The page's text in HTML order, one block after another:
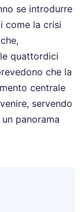
se introdurre
come la crisi
quattordici
che la
centrale
servendo
panorama